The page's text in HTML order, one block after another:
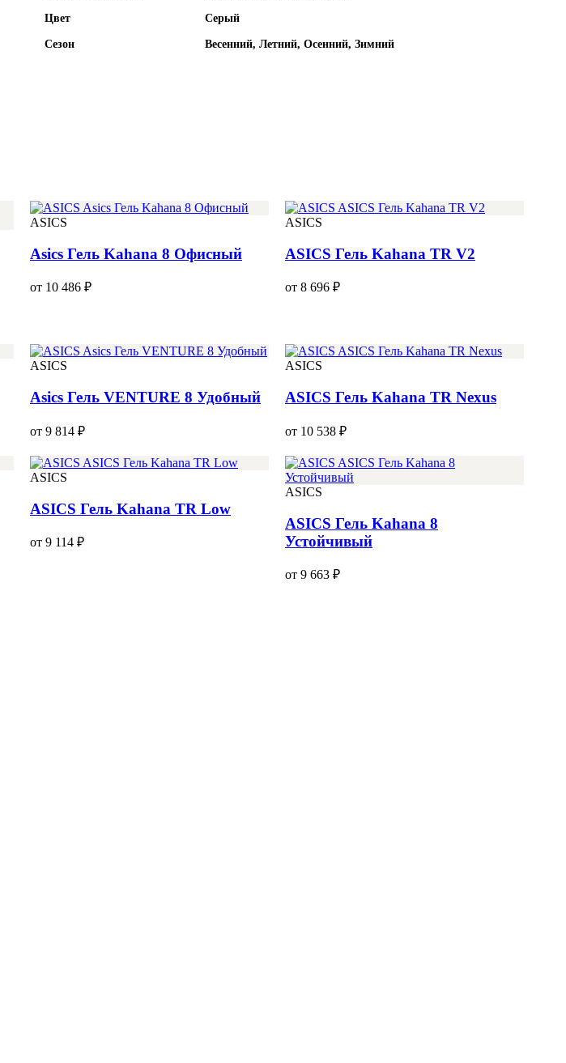
Цвет Серый
Сезон Весенний, Летний, Осенний, Зимний
ASICS
Asics Гель Kahana 8 Офисный
от 10 486 ₽
ASICS
ASICS Гель Kahana TR V2
от 8 696 ₽
ASICS
Asics Гель VENTURE 8 Удобный
от 9 814 ₽
ASICS
ASICS Гель Kahana TR Nexus
от 10 538 ₽
ASICS
ASICS Гель Kahana TR Low
от 9 114 ₽
ASICS
ASICS Гель Kahana 8
Устойчивый
от 9 663 ₽